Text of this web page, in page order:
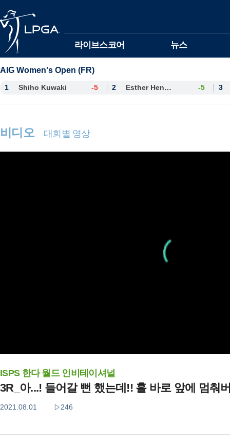
라이브스코어 뉴스
AIG Women's Open (FR)
1 Shiho Kuwaki -5 2 Esther Henseleit -5 3
비디오 대회별 영상
ISPS 한다 월드 인비테이셔널
3R_아...! 들어갈 뻔 했는데!! 홀 바로 앞에 멈춰
2021.08.01 246